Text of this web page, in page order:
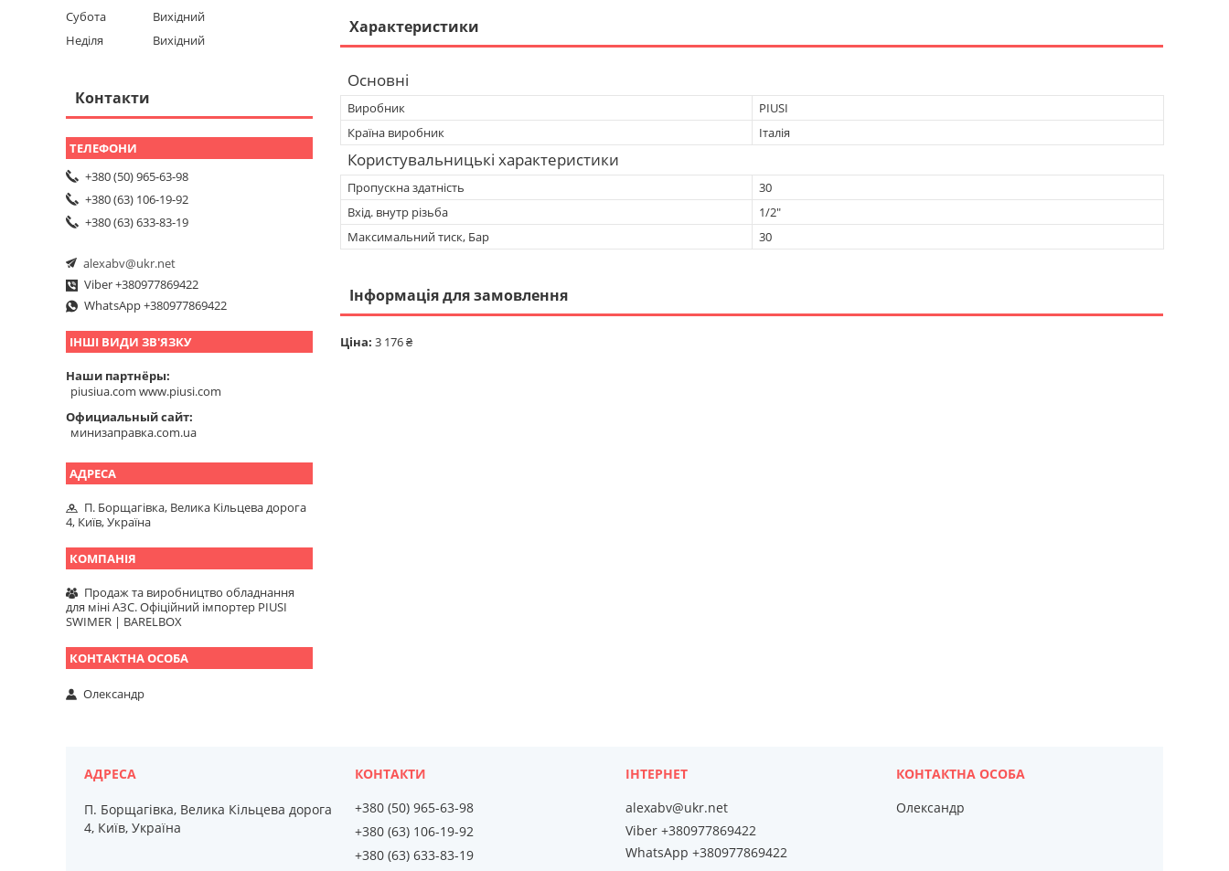
Характеристики
Основні
Виробник
PIUSI
Країна виробник
Італія
Користувальницькі характеристики
Пропускна здатність
30
Вхід. внутр різьба
1/2"
Максимальний тиск, Бар
30
Інформація для замовлення
Ціна: 3 176 ₴
Субота
Вихідний
Неділя
Вихідний
Контакти
+380 (50) 965-63-98
+380 (63) 106-19-92
+380 (63) 633-83-19
alexabv@ukr.net
Viber +380977869422
WhatsApp +380977869422
ІНШІ ВИДИ ЗВ'ЯЗКУ
Наши партнёры
piusiua.com www.piusi.com
Официальный сайт
минизаправка.com.ua
П. Борщагівка, Велика Кільцева дорога
4, Київ, Україна
Продаж та виробництво обладнання
для міні АЗС. Офіційний імпортер PIUSI
SWIMER | BARELBOX
Олександр
П. Борщагівка, Велика Кільцева дорога
4, Київ, Україна
+380 (50) 965-63-98
+380 (63) 106-19-92
+380 (63) 633-83-19
alexabv@ukr.net
Viber +380977869422
WhatsApp +380977869422
Олександр